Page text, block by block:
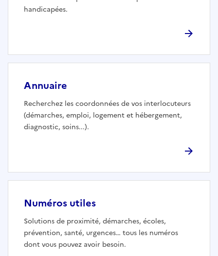
handicapées.
Annuaire
Recherchez les coordonnées de vos interlocuteurs
(démarches, emploi, logement et hébergement,
diagnostic, soins...).
Numéros utiles
Solutions de proximité, démarches, écoles,
prévention, santé, urgences… tous les numéros
dont vous pouvez avoir besoin.